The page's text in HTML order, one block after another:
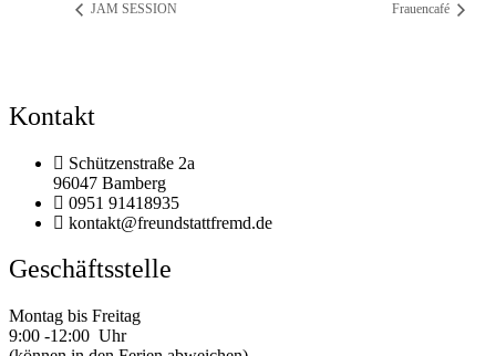
JAM SESSION Frauencafé
Kontakt
Schützenstraße 2a
96047 Bamberg
0951 91418935
kontakt@freundstattfremd.de
Geschäftsstelle
Montag bis Freitag
9:00 -12:00 Uhr